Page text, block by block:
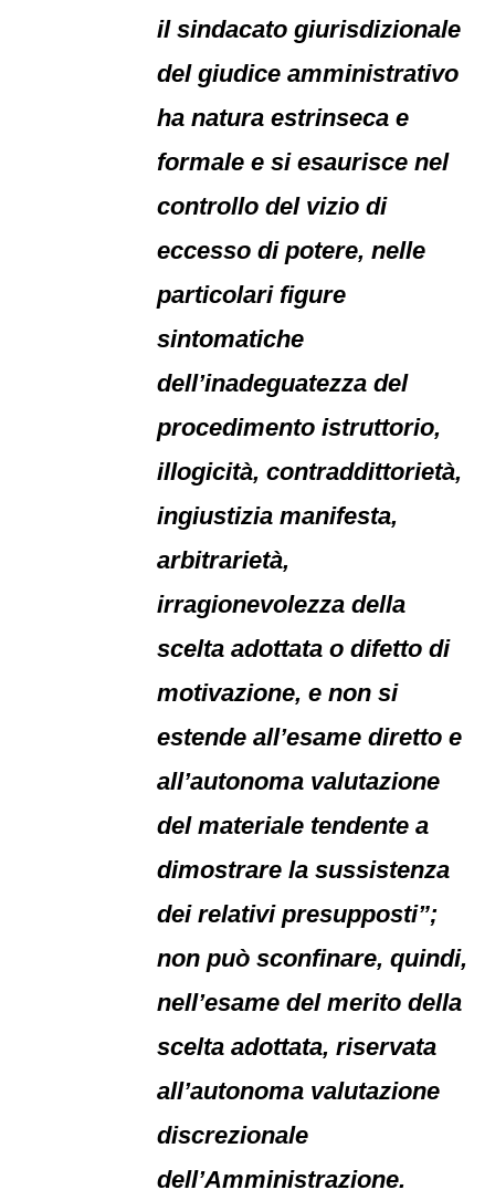
il sindacato giurisdizionale
del giudice amministrativo
ha natura estrinseca e
formale e si esaurisce nel
controllo del vizio di
eccesso di potere, nelle
particolari figure
sintomatiche
dell’inadeguatezza del
procedimento istruttorio,
illogicità, contraddittorietà,
ingiustizia manifesta,
arbitrarietà,
irragionevolezza della
scelta adottata o difetto di
motivazione, e non si
estende all’esame diretto e
all’autonoma valutazione
del materiale tendente a
dimostrare la sussistenza
dei relativi presupposti”;
non può sconfinare, quindi,
nell’esame del merito della
scelta adottata, riservata
all’autonoma valutazione
discrezionale
dell’Amministrazione.